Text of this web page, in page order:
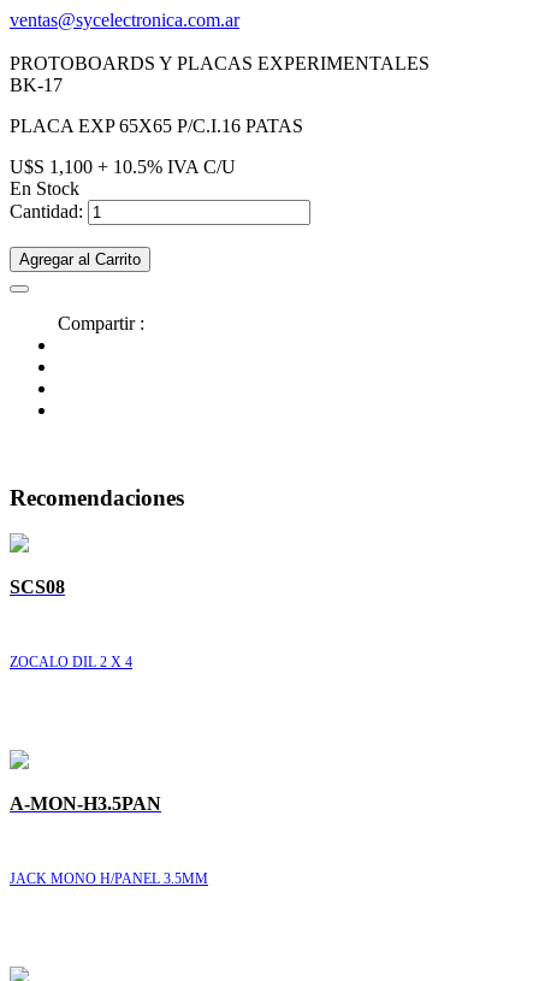
ventas@sycelectronica.com.ar
PROTOBOARDS Y PLACAS EXPERIMENTALES
BK-17
PLACA EXP 65X65 P/C.I.16 PATAS
U$S 1,100 + 10.5% IVA C/U
En Stock
Cantidad:
Agregar al Carrito
Compartir :
Recomendaciones
SCS08
ZOCALO DIL 2 X 4
A-MON-H3.5PAN
JACK MONO H/PANEL 3.5MM